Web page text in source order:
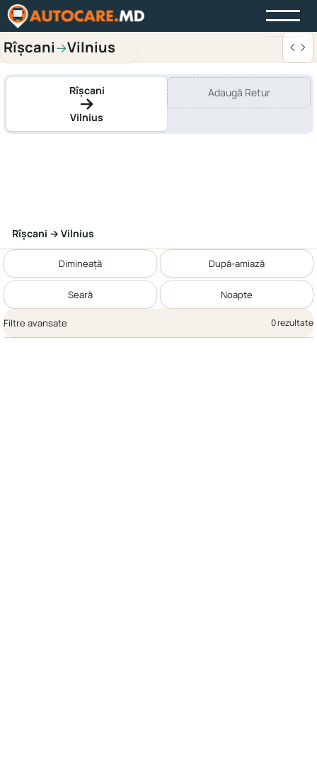
Rîşcani→Vilnius
Rîşcani
Vilnius
Adaugă Retur
Rîşcani → Vilnius
Dimineață După-amiază
Seară Noapte
Filtre avansate 0 rezultate